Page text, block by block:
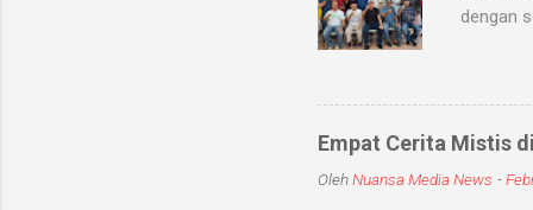
dengan
dengan
jum'at
mereka
Empat Cerita Mistis
OlehNuansa Media News -